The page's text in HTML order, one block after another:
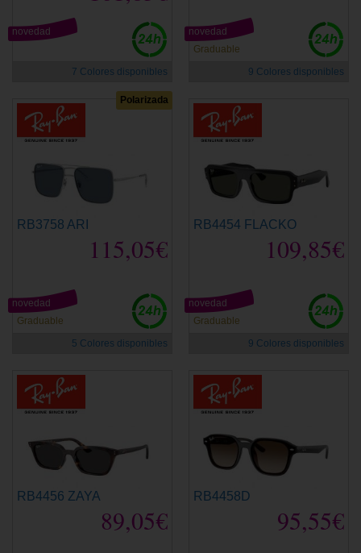
novedad
7 Colores disponibles
Graduable
novedad
9 Colores disponibles
Polarizada
RB3758 ARI
115,05€
Graduable
novedad
5 Colores disponibles
RB4454 FLACKO
109,85€
Graduable
novedad
9 Colores disponibles
RB4456 ZAYA
89,05€
RB4458D
95,55€